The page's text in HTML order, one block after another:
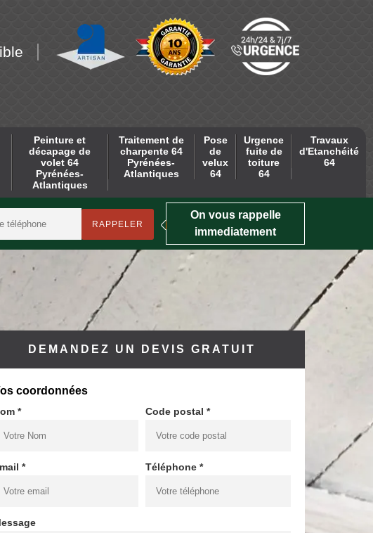
Peinture et
décapage de
volet 64
Pyrénées-
Atlantiques
Traitement de
charpente 64
Pyrénées-
Atlantiques
Pose
de
velux
64
Urgence
fuite de
toiture
64
Travaux
d'Etanchéité
64
On vous rappelle
immediatement
DEMANDEZ UN DEVIS GRATUIT
coordonnées
* Code postal *
* Téléphone *